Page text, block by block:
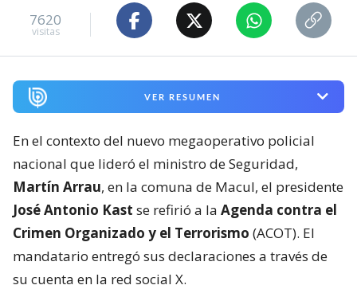
7620
visitas
VER RESUMEN
En el contexto del nuevo megaoperativo policial
nacional que lideró el ministro de Seguridad,
Martín Arrau, en la comuna de Macul, el presidente
José Antonio Kast se refirió a la Agenda contra el
Crimen Organizado y el Terrorismo (ACOT). El
mandatario entregó sus declaraciones a través de
su cuenta en la red social X.